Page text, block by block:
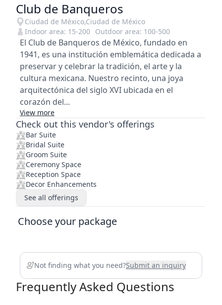
Club de Banqueros
Ciudad de México,Ciudad de México
Indoor area: 15-200 Outdoor area: 100-500
El Club de Banqueros de México, fundado en
1941, es una institución emblemática dedicada a
preservar y celebrar la tradición, el arte y la
cultura mexicana. Nuestro recinto, una joya
arquitectónica del siglo XVI ubicada en el
corazón del...
View more
Check out this vendor's offerings
Bar Suite
Bridal Suite
Groom Suite
Ceremony Space
Reception Space
Decor Enhancements
See all offerings
Choose your package
Not finding what you need?Submit an inquiry
Frequently Asked Questions